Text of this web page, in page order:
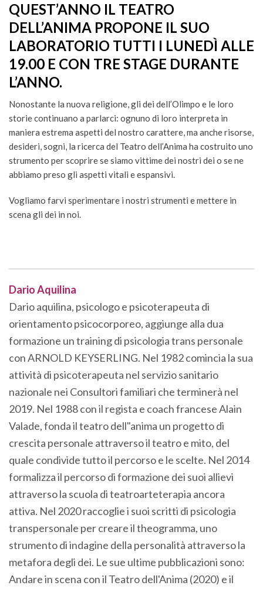
QUEST’ANNO IL TEATRO
DELL’ANIMA PROPONE IL SUO
LABORATORIO TUTTI I LUNEDÌ ALLE
19.00 E CON TRE STAGE DURANTE
L’ANNO.
Nonostante la nuova religione, gli dei dell’Olimpo e le loro
storie continuano a parlarci: ognuno di loro interpreta in
maniera estrema aspetti del nostro carattere, ma anche risorse,
desideri, sogni, la ricerca del Teatro dell’Anima ha costruito uno
strumento per scoprire se siamo vittime dei nostri dei o se ne
abbiamo preso gli aspetti vitali e espansivi.
Vogliamo farvi sperimentare i nostri strumenti e mettere in
scena gli dei in noi.
Dario Aquilina
Dario aquilina, psicologo e psicoterapeuta di
orientamento psicocorporeo, aggiunge alla dua
formazione un training di psicologia trans personale
con ARNOLD KEYSERLING. Nel 1982 comincia la sua
attività di psicoterapeuta nel servizio sanitario
nazionale nei Consultori familiari che terminerà nel
2019. Nel 1988 con il regista e coach francese Alain
Valade, fonda il teatro dell"anima un progetto di
crescita personale attraverso il teatro e mito, del
quale condivide tutto il percorso e le scelte. Nel 2014
formalizza il percorso di formazione dei suoi allievi
attraverso la scuola di teatroarteterapia ancora
attiva. Nel 2020 raccoglie i suoi scritti di psicologia
transpersonale per creare il theogramma, uno
strumento di indagine della personalità attraverso la
metafora degli dei. Le sue ultime pubblicazioni sono:
Andare in scena con il Teatro dell'Anima (2020) e il